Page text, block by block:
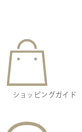
ショッピングガイド